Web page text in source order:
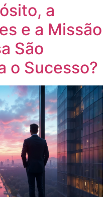
a
e a Missão
São
o Sucesso?